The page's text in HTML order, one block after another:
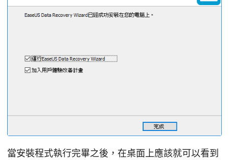
當安裝程式執行完畢之後，在桌面上應該就可以看到